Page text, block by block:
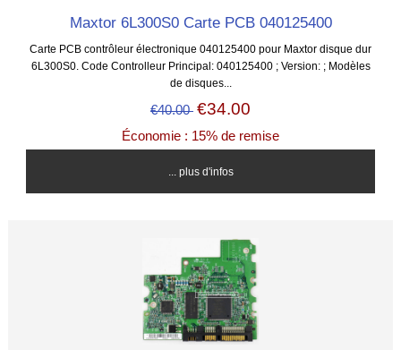
Maxtor 6L300S0 Carte PCB 040125400
Carte PCB contrôleur électronique 040125400 pour Maxtor disque dur
6L300S0. Code Controlleur Principal: 040125400 ; Version: ; Modèles
de disques...
€40.00 €34.00
Économie : 15% de remise
... plus d'infos